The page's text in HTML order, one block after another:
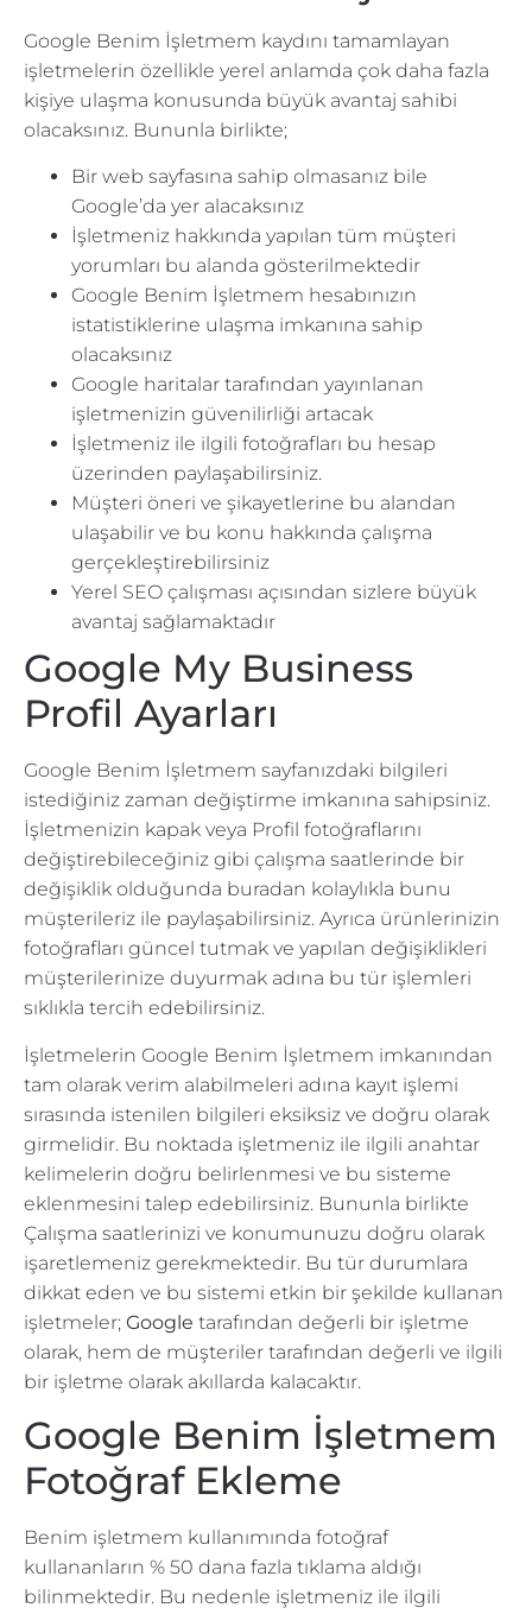
Google Benim İşletmem kaydını tamamlayan
işletmelerin özellikle yerel anlamda çok daha fazla
kişiye ulaşma konusunda büyük avantaj sahibi
olacaksınız. Bununla birlikte;
Bir web sayfasına sahip olmasanız bile
Google’da yer alacaksınız
İşletmeniz hakkında yapılan tüm müşteri
yorumları bu alanda gösterilmektedir
Google Benim İşletmem hesabınızın
istatistiklerine ulaşma imkanına sahip
olacaksınız
Google haritalar tarafından yayınlanan
işletmenizin güvenilirliği artacak
İşletmeniz ile ilgili fotoğrafları bu hesap
üzerinden paylaşabilirsiniz.
Müşteri öneri ve şikayetlerine bu alandan
ulaşabilir ve bu konu hakkında çalışma
gerçekleştirebilirsiniz
Yerel SEO çalışması açısından sizlere büyük
avantaj sağlamaktadır
Google My Business
Profil Ayarları
Google Benim İşletmem sayfanızdaki bilgileri
istediğiniz zaman değiştirme imkanına sahipsiniz.
İşletmenizin kapak veya Profil fotoğraflarını
değiştirebileceğiniz gibi çalışma saatlerinde bir
değişiklik olduğunda buradan kolaylıkla bunu
müşterileriz ile paylaşabilirsiniz. Ayrıca ürünlerinizin
fotoğrafları güncel tutmak ve yapılan değişiklikleri
müşterilerinize duyurmak adına bu tür işlemleri
sıklıkla tercih edebilirsiniz.
İşletmelerin Google Benim İşletmem imkanından
tam olarak verim alabilmeleri adına kayıt işlemi
sırasında istenilen bilgileri eksiksiz ve doğru olarak
girmelidir. Bu noktada işletmeniz ile ilgili anahtar
kelimelerin doğru belirlenmesi ve bu sisteme
eklenmesini talep edebilirsiniz. Bununla birlikte
Çalışma saatlerinizi ve konumunuzu doğru olarak
işaretlemeniz gerekmektedir. Bu tür durumlara
dikkat eden ve bu sistemi etkin bir şekilde kullanan
işletmeler; Google tarafından değerli bir işletme
olarak, hem de müşteriler tarafından değerli ve ilgili
bir işletme olarak akıllarda kalacaktır.
Google Benim İşletmem
Fotoğraf Ekleme
Benim işletmem kullanımında fotoğraf
kullananların % 50 dana fazla tıklama aldığı
bilinmektedir. Bu nedenle işletmeniz ile ilgili